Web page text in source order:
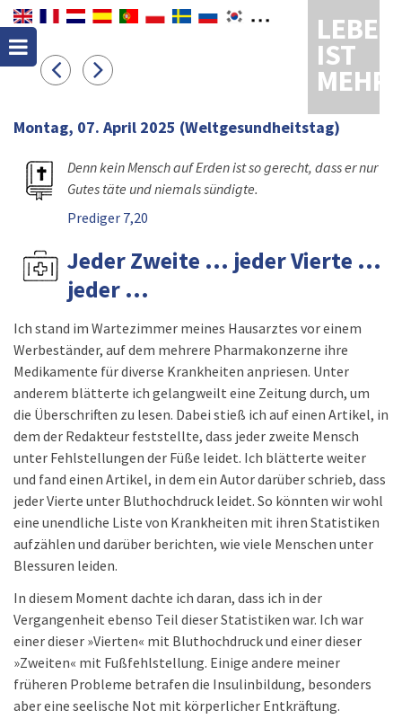
LEBEN
IST
MEHR
Montag, 07. April 2025 (Weltgesundheitstag)
Denn kein Mensch auf Erden ist so gerecht, dass er nur
Gutes täte und niemals sündigte.
Prediger 7,20
Jeder Zweite ... jeder Vierte ...
jeder ...
Ich stand im Wartezimmer meines Hausarztes vor einem
Werbeständer, auf dem mehrere Pharmakonzerne ihre
Medikamente für diverse Krankheiten anpriesen. Unter
anderem blätterte ich gelangweilt eine Zeitung durch, um
die Überschriften zu lesen. Dabei stieß ich auf einen Artikel, in
dem der Redakteur feststellte, dass jeder zweite Mensch
unter Fehlstellungen der Füße leidet. Ich blätterte weiter
und fand einen Artikel, in dem ein Autor darüber schrieb, dass
jeder Vierte unter Bluthochdruck leidet. So könnten wir wohl
eine unendliche Liste von Krankheiten mit ihren Statistiken
aufzählen und darüber berichten, wie viele Menschen unter
Blessuren leiden.
In diesem Moment dachte ich daran, dass ich in der
Vergangenheit ebenso Teil dieser Statistiken war. Ich war
einer dieser »Vierten« mit Bluthochdruck und einer dieser
»Zweiten« mit Fußfehlstellung. Einige andere meiner
früheren Probleme betrafen die Insulinbildung, besonders
aber eine seelische Not mit körperlicher Entkräftung.